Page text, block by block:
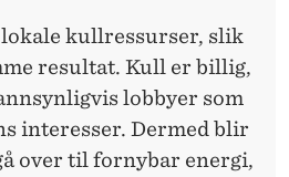
kullressurser, slik
resultat. Kull er billig,
lobbyer som
interesser. Dermed blir
over til fornybar energi,